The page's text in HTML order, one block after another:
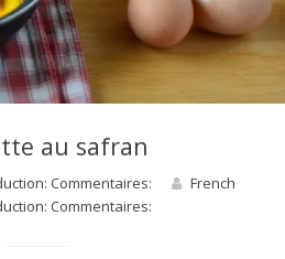
au safran
Commentaires:
French
Commentaires: